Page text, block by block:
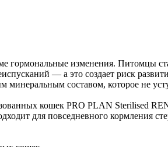
гормональные изменения. Питомцы
— а это создает риск
составом, которое не
кошек PRO PLAN Sterilised
для повседневного кормления